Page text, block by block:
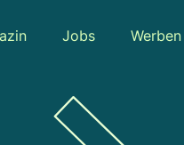
Jobs Werben